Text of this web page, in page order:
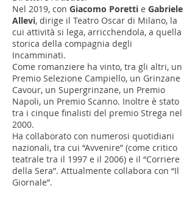
Nel 2019, con Giacomo Poretti e Gabriele
Allevi, dirige il Teatro Oscar di Milano, la
cui attività si lega, arricchendola, a quella
storica della compagnia degli
Incamminati.
Come romanziere ha vinto, tra gli altri, un
Premio Selezione Campiello, un Grinzane
Cavour, un Supergrinzane, un Premio
Napoli, un Premio Scanno. Inoltre è stato
tra i cinque finalisti del premio Strega nel
2000.
Ha collaborato con numerosi quotidiani
nazionali, tra cui “Avvenire” (come critico
teatrale tra il 1997 e il 2006) e il “Corriere
della Sera”. Attualmente collabora con “Il
Giornale”.